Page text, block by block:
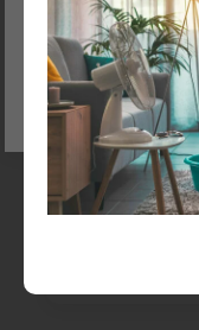
Für
Montag,
15:00 -